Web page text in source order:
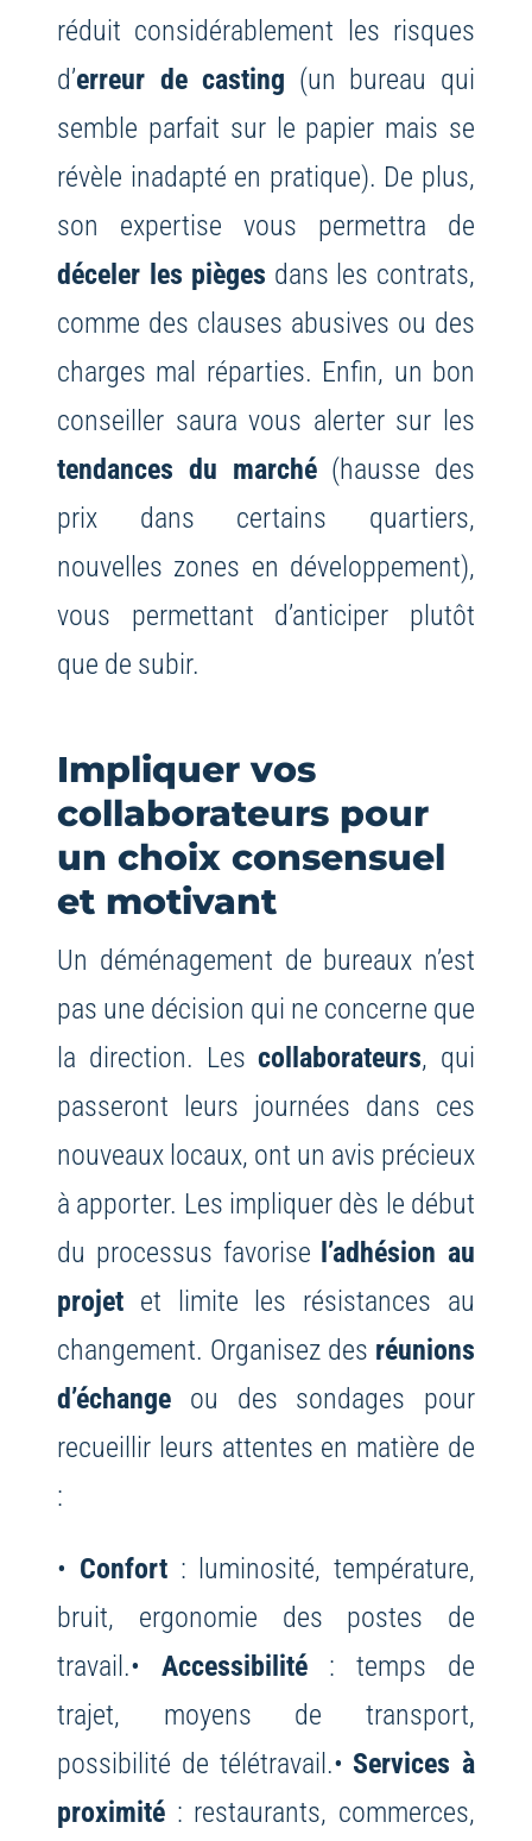
réduit considérablement les risques
d’erreur de casting (un bureau qui
semble parfait sur le papier mais se
révèle inadapté en pratique). De plus,
son expertise vous permettra de
déceler les pièges dans les contrats,
comme des clauses abusives ou des
charges mal réparties. Enfin, un bon
conseiller saura vous alerter sur les
tendances du marché (hausse des
prix dans certains quartiers,
nouvelles zones en développement),
vous permettant d’anticiper plutôt
que de subir.
Impliquer vos
collaborateurs pour
un choix consensuel
et motivant
Un déménagement de bureaux n’est
pas une décision qui ne concerne que
la direction. Lescollaborateurs, qui
passeront leurs journées dans ces
nouveaux locaux, ont un avis précieux
à apporter. Les impliquer dès le début
du processus favorise l’adhésion au
projetet limite les résistances au
changement. Organisez des réunions
d’échangeou des sondages pour
recueillir leurs attentes en matière de
:
• Confort: luminosité, température,
bruit, ergonomie des postes de
travail.• Accessibilité: temps de
trajet, moyens de transport,
possibilité de télétravail.• Services à
proximité: restaurants, commerces,